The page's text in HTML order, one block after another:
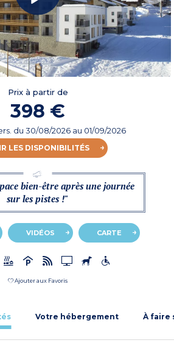
Prix à partir de
398 €
du 30/08/2026au 01/09/2026
LES DISPONIBILITÉS
bien-être après une journée
sur les pistes !"
VIDÉOS CARTE
Ajouter aux Favoris
Votre hébergement À faire